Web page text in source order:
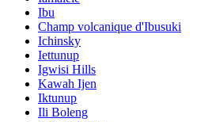
Ibu
Champ volcanique d'Ibusuki
Ichinsky
Iettunup
Igwisi Hills
Kawah Ijen
Iktunup
Ili Boleng